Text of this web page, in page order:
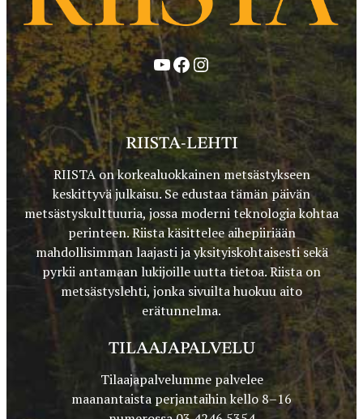
YouTube
Facebook
Instagram
RIISTA-LEHTI
RIISTA on korkealuokkainen metsästykseen
keskittyvä julkaisu. Se edustaa tämän päivän
metsästyskulttuuria, jossa moderni teknologia kohtaa
perinteen. Riista käsittelee aihepiiriään
mahdollisimman laajasti ja yksityiskohtaisesti sekä
pyrkii antamaan lukijoille uutta tietoa. Riista on
metsästyslehti, jonka sivuilta huokuu aito
erätunnelma.
TILAAJAPALVELU
Tilaajapalvelumme palvelee
maanantaista perjantaihin kello 8–16